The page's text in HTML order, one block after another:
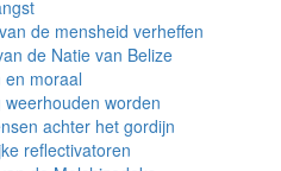
de mensheid verheffen
de Natie van Belize
en moraal
worden
achter het gordijn
reflectivatoren